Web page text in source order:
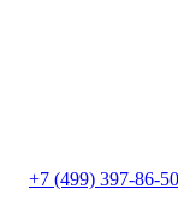
+7 (499) 397-86-50